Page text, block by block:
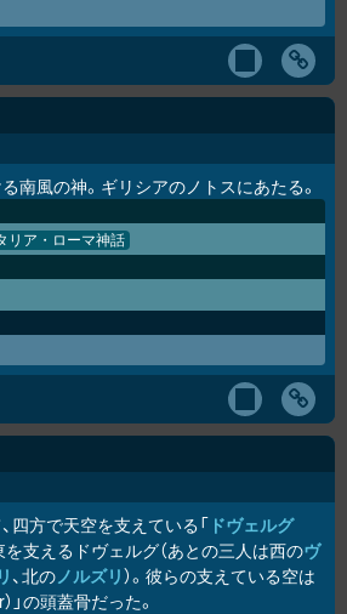
南風の神。ギリシアのノトスにあたる。
リア・ローマ神話
四方で天空を支えている「 ドヴェルグ
東を支えるドヴェルグ（あとの三人は西のヴ
、北のノルズリ）。彼らの支えている空は
）」の頭蓋骨だった。